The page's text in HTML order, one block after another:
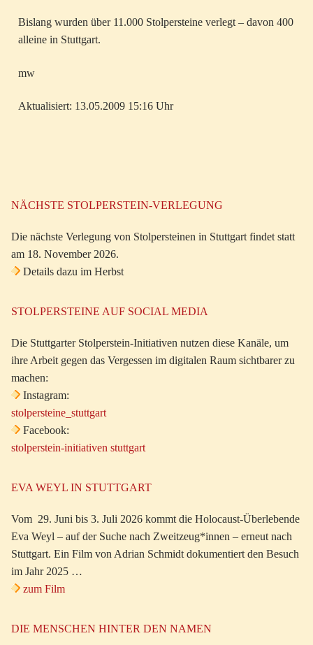
Bislang wurden über 11.000 Stolpersteine verlegt – davon 400
alleine in Stuttgart.
mw
Aktualisiert: 13.05.2009 15:16 Uhr
NÄCHSTE STOLPERSTEIN-VERLEGUNG
Die nächste Verlegung von Stolpersteinen in Stuttgart findet statt
am 18. November 2026.
Details dazu im Herbst
STOLPERSTEINE AUF SOCIAL MEDIA
Die Stuttgarter Stolperstein-Initiativen nutzen diese Kanäle, um
ihre Arbeit gegen das Vergessen im digitalen Raum sichtbarer zu
machen:
Instagram:
stolpersteine_stuttgart
Facebook:
stolperstein-initiativen stuttgart
EVA WEYL IN STUTTGART
Vom 29. Juni bis 3. Juli 2026 kommt die Holocaust-Überlebende
Eva Weyl – auf der Suche nach Zweitzeug*innen – erneut nach
Stuttgart. Ein Film von Adrian Schmidt dokumentiert den Besuch
im Jahr 2025 …
zum Film
DIE MENSCHEN HINTER DEN NAMEN